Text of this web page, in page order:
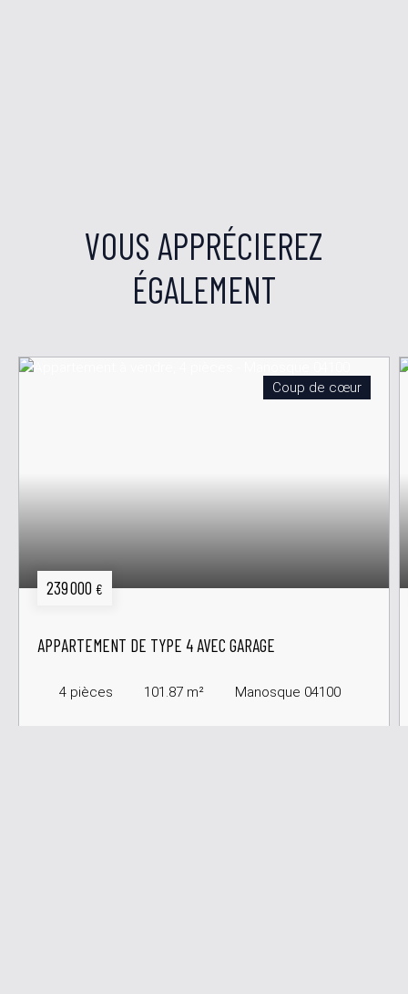
VOUS APPRÉCIEREZ
ÉGALEMENT
Coup de cœur
239 000 €
APPARTEMENT DE TYPE 4 AVEC GARAGE
4 pièces 101.87 m² Manosque 04100